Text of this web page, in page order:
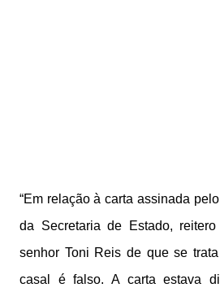
“Em relação à carta assinada
da Secretaria de Estado,
senhor Toni Reis de que se
casal é falso. A carta estava